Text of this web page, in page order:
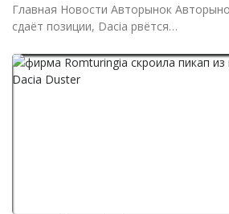
Главная Новости Авторынок
сдаёт позиции, Dacia рвётся…